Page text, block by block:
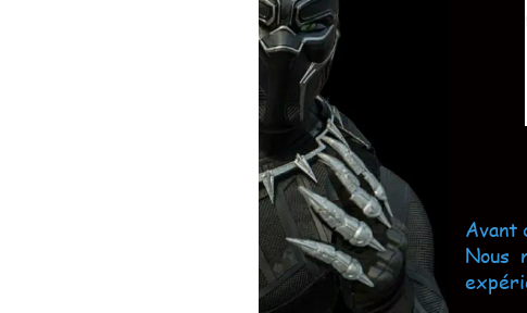
Avant de valider votre
Nous nous efforçons a
expérience.